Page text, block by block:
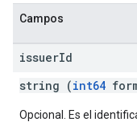
Campos
issuerId
string (int64
Opcional. Es el